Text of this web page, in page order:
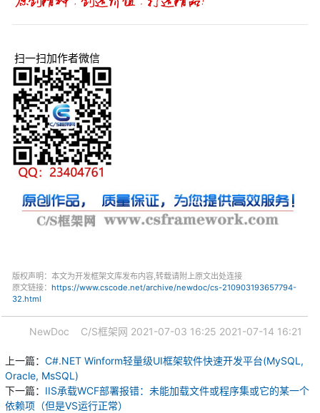
扫一扫加作者微信
版权声明：本文为开发框架文库发布内容,转载请附上原文出处连接
原文链接： https://www.cscode.net/archive/newdoc/cs-210903193657794-
32.html
NewDoc C/S框架网 2021-07-03 16:25 2021-07-14 16:21
上一篇： C#.NET Winform轻量级UI框架软件快速开发平台(MySQL,
Oracle, MsSQL)
下一篇： IIS承载WCF部署报错：未能加载文件或程序集或它的某一个
依赖项（但是VS运行正常）